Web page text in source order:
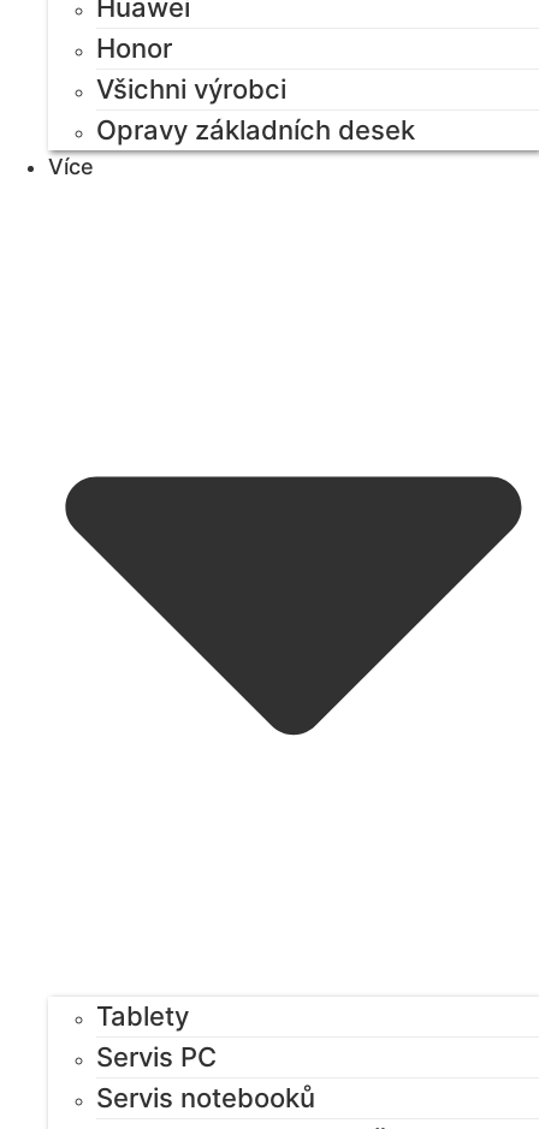
Huawei
Honor
Všichni výrobci
Opravy základních desek
Více
Tablety
Servis PC
Servis notebooků